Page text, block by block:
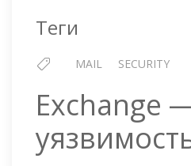
Теги
MAIL SECURITY
Exchange